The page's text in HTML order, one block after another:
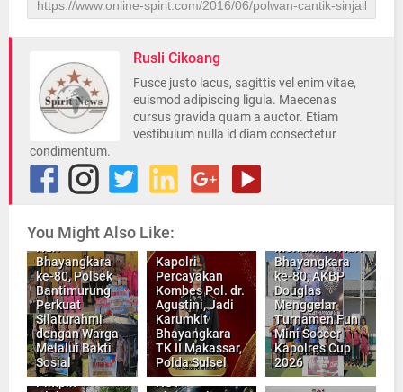
Rusli Cikoang
Fusce justo lacus, sagittis vel enim vitae,
euismod adipiscing ligula. Maecenas
cursus gravida quam a auctor. Etiam
vestibulum nulla id diam consectetur
condimentum.
You Might Also Like:
Momentum
Bhayangkara
ke-80, Polsek
Bantimurung
Perkuat
Silaturahmi
dengan Warga
Melalui Bakti
Sosial
Kapolri
Percayakan
Kombes Pol. dr.
Agustini, Jadi
Karumkit
Bhayangkara
TK II Makassar,
Polda Sulsel
Bhayangkara
ke-80, AKBP
Douglas
Menggelar
Turnamen Fun
Mini Soccer
Kapolres Cup
2026
Kapolda Sulsel